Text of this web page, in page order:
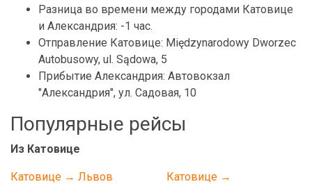
Разница во времени между городами Катовице
и Александрия: -1 час.
Отправление Катовице: Międzynarodowy Dworzec
Autobusowy, ul. Sądowa, 5
Прибытие Александрия: Автовокзал
"Александрия", ул. Садовая, 10
Популярные рейсы
Из Катовице
Катовице → Львов
Катовице →